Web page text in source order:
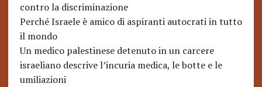
contro la discriminazione
Perché Israele è amico di aspiranti autocrati in tutto
il mondo
Un medico palestinese detenuto in un carcere
israeliano descrive l’incuria medica, le botte e le
umiliazioni